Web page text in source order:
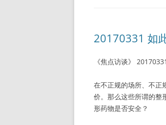
20170331 如
《焦点访谈》
在不正规的场所、不正
价。那么这些所谓的整
形药物是否安全？